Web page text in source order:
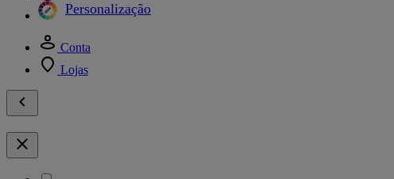
Personalização
Conta
Lojas